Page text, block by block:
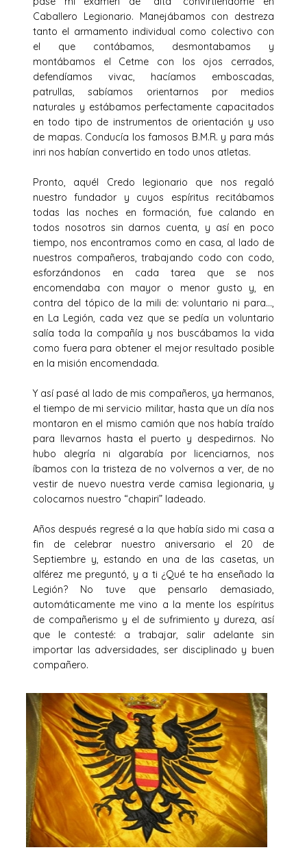
Caballero Legionario. Manejábamos con destreza
tanto el armamento individual como colectivo con
el que contábamos, desmontabamos y
montábamos el Cetme con los ojos cerrados,
defendíamos vivac, hacíamos emboscadas,
patrullas, sabíamos orientarnos por medios
naturales y estábamos perfectamente capacitados
en todo tipo de instrumentos de orientación y uso
de mapas. Conducía los famosos B.M.R. y para más
inri nos habían convertido en todo unos atletas.
Pronto, aquél Credo legionario que nos regaló
nuestro fundador y cuyos espíritus recitábamos
todas las noches en formación, fue calando en
todos nosotros sin darnos cuenta, y así en poco
tiempo, nos encontramos como en casa, al lado de
nuestros compañeros, trabajando codo con codo,
esforzándonos en cada tarea que se nos
encomendaba con mayor o menor gusto y, en
contra del tópico de la mili de: voluntario ni para…,
en La Legión, cada vez que se pedía un voluntario
salía toda la compañía y nos buscábamos la vida
como fuera para obtener el mejor resultado posible
en la misión encomendada.
Y así pasé al lado de mis compañeros, ya hermanos,
el tiempo de mi servicio militar, hasta que un día nos
montaron en el mismo camión que nos había traído
para llevarnos hasta el puerto y despedirnos. No
hubo alegría ni algarabía por licenciarnos, nos
íbamos con la tristeza de no volvernos a ver, de no
vestir de nuevo nuestra verde camisa legionaria, y
colocarnos nuestro “chapiri” ladeado.
Años después regresé a la que había sido mi casa a
fin de celebrar nuestro aniversario el 20 de
Septiembre y, estando en una de las casetas, un
alférez me preguntó, y a ti ¿Qué te ha enseñado la
Legión? No tuve que pensarlo demasiado,
automáticamente me vino a la mente los espíritus
de compañerismo y el de sufrimiento y dureza, así
que le contesté: a trabajar, salir adelante sin
importar las adversidades, ser disciplinado y buen
compañero.